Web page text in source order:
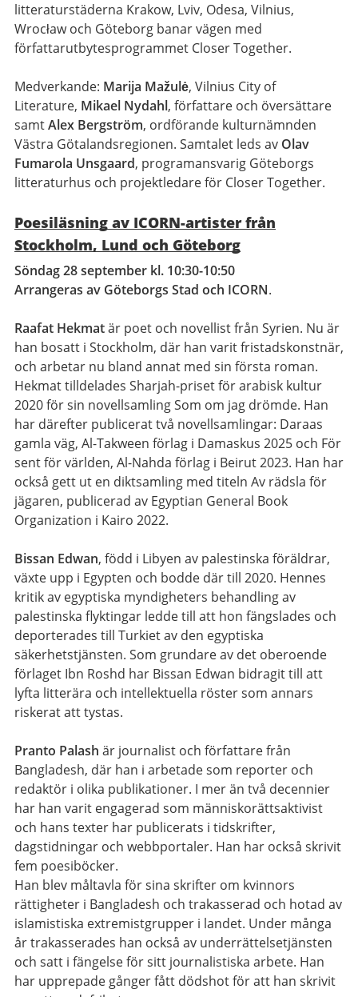
litteraturstäderna Krakow, Lviv, Odesa, Vilnius,
Wrocław och Göteborg banar vägen med
författarutbytesprogrammet Closer Together.
Medverkande: Marija Mažulė, Vilnius City of
Literature, Mikael Nydahl, författare och översättare
samtAlex Bergström, ordförande kulturnämnden
Västra Götalandsregionen. Samtalet leds av Olav
Fumarola Unsgaard, programansvarig Göteborgs
litteraturhus och projektledare för Closer Together.
Poesiläsning av ICORN-artister från
Stockholm, Lund och Göteborg
Söndag 28 september kl. 10:30-10:50
Arrangeras av Göteborgs Stad och ICORN.
Raafat Hekmatär poet och novellist från Syrien. Nu är
han bosatt i Stockholm, där han varit fristadskonstnär,
och arbetar nu bland annat med sin första roman.
Hekmat tilldelades Sharjah-priset för arabisk kultur
2020 för sin novellsamling Som om jag drömde. Han
har därefter publicerat två novellsamlingar: Daraas
gamla väg, Al-Takween förlag i Damaskus 2025 och För
sent för världen, Al-Nahda förlag i Beirut 2023. Han har
också gett ut en diktsamling med titeln Av rädsla för
jägaren, publicerad av Egyptian General Book
Organization i Kairo 2022.
Bissan Edwan, född i Libyen av palestinska föräldrar,
växte upp i Egypten och bodde där till 2020. Hennes
kritik av egyptiska myndigheters behandling av
palestinska flyktingar ledde till att hon fängslades och
deporterades till Turkiet av den egyptiska
säkerhetstjänsten. Som grundare av det oberoende
förlaget Ibn Roshd har Bissan Edwan bidragit till att
lyfta litterära och intellektuella röster som annars
riskerat att tystas.
Pranto Palash är journalist och författare från
Bangladesh, där han i arbetade som reporter och
redaktör i olika publikationer. I mer än två decennier
har han varit engagerad som människorättsaktivist
och hans texter har publicerats i tidskrifter,
dagstidningar och webbportaler. Han har också skrivit
fem poesiböcker.
Han blev måltavla för sina skrifter om kvinnors
rättigheter i Bangladesh och trakasserad och hotad av
islamistiska extremistgrupper i landet. Under många
år trakasserades han också av underrättelsetjänsten
och satt i fängelse för sitt journalistiska arbete. Han
har upprepade gånger fått dödshot för att han skrivit